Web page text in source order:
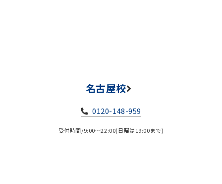
名古屋校
0120-148-959
受付時間/9:00～22:00(日曜は19:00まで)